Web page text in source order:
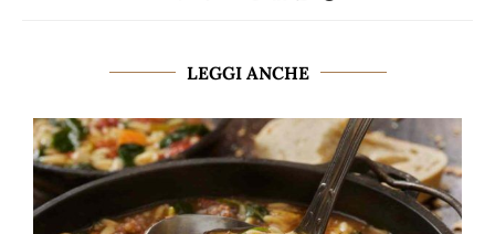
LEGGI ANCHE